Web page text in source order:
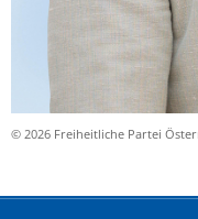
© 2026 Freiheitliche Partei